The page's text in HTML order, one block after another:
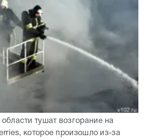
тушат возгорание на
которое произошло из-за